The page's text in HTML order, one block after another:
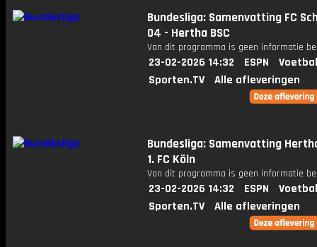
Bundesliga: Samenvatting FC
04 - Hertha BSC
Van dit programma is geen informatie
23-02-2026 14:32 ESPN
Sporten.TV
Alle afleveringen
Bundesliga: Samenvatting
1. FC Köln
Van dit programma is geen informatie
23-02-2026 14:32 ESPN
Sporten.TV
Alle afleveringen